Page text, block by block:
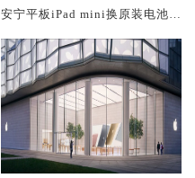
安宁平板iPad mini换原装电池维